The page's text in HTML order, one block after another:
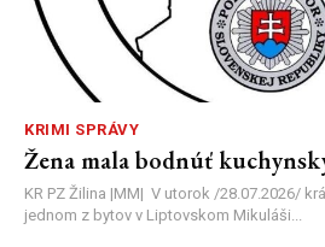
KRIMI SPRÁVY
Žena mala bodnúť
KR PZ Žilina |MM| V utorok /28.07.2026/
jednom z bytov v Liptovskom Mikuláši...